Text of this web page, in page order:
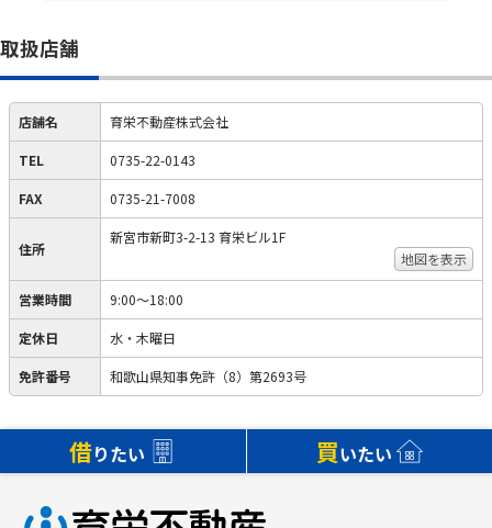
取扱店舗
店舗名 育栄不動産株式会社
TEL 0735-22-0143
FAX 0735-21-7008
住所
新宮市新町3-2-13 育栄ビル1F
地図を表示
営業時間 9:00～18:00
定休日 水・木曜日
免許番号 和歌山県知事免許（8）第2693号
借りたい 買いたい